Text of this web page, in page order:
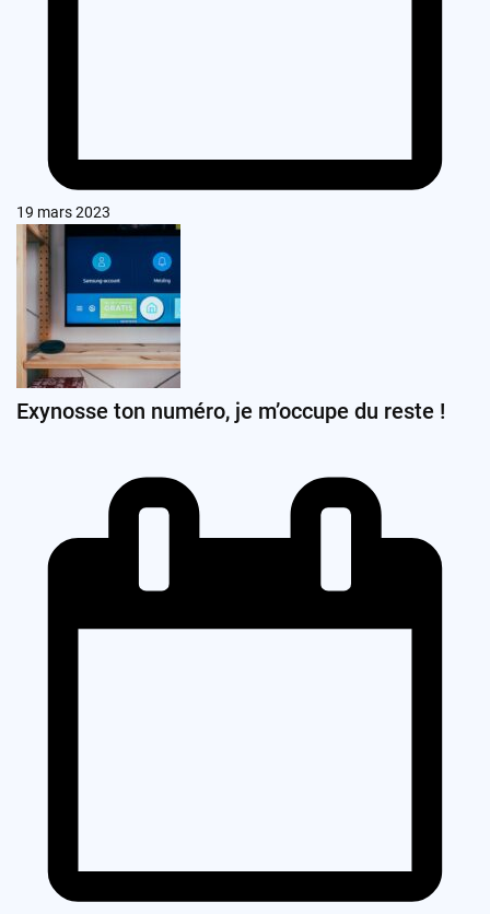
19 mars 2023
Exynosse ton numéro, je m’occupe du reste !